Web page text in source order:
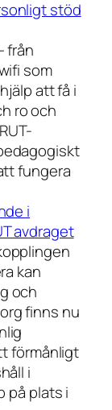
stöd
från
som
att få i
ro och
fungera
i
avdraget
kan
och
finns nu
förmånligt
i
på plats i